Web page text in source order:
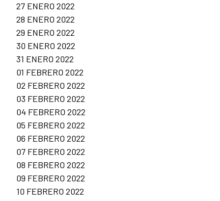
27 ENERO 2022
28 ENERO 2022
29 ENERO 2022
30 ENERO 2022
31 ENERO 2022
01 FEBRERO 2022
02 FEBRERO 2022
03 FEBRERO 2022
04 FEBRERO 2022
05 FEBRERO 2022
06 FEBRERO 2022
07 FEBRERO 2022
08 FEBRERO 2022
09 FEBRERO 2022
10 FEBRERO 2022